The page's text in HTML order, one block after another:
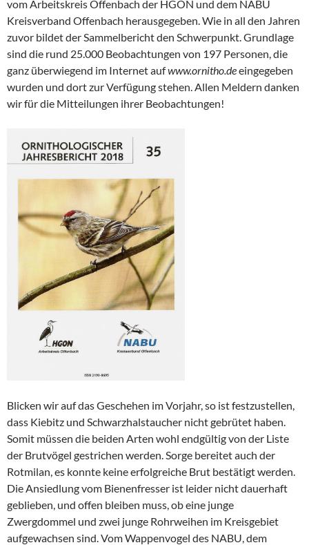
vom Arbeitskreis Offenbach der HGON und dem NABU
Kreisverband Offenbach herausgegeben. Wie in all den Jahren
zuvor bildet der Sammelbericht den Schwerpunkt. Grundlage
sind die rund 25.000 Beobachtungen von 197 Personen, die
ganz überwiegend im Internet aufwww.ornitho.deeingegeben
wurden und dort zur Verfügung stehen. Allen Meldern danken
wir für die Mitteilungen ihrer Beobachtungen!
Blicken wir auf das Geschehen im Vorjahr, so ist festzustellen,
dass Kiebitz und Schwarzhalstaucher nicht gebrütet haben.
Somit müssen die beiden Arten wohl endgültig von der Liste
der Brutvögel gestrichen werden. Sorge bereitet auch der
Rotmilan, es konnte keine erfolgreiche Brut bestätigt werden.
Die Ansiedlung vom Bienenfresser ist leider nicht dauerhaft
geblieben, und offen bleiben muss, ob eine junge
Zwergdommel und zwei junge Rohrweihen im Kreisgebiet
aufgewachsen sind. Vom Wappenvogel des NABU, dem